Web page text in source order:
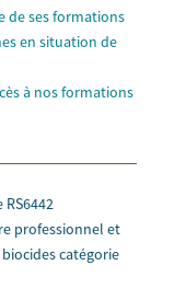
de ses formations
en situation de
à nos formations
professionnel et
catégorie